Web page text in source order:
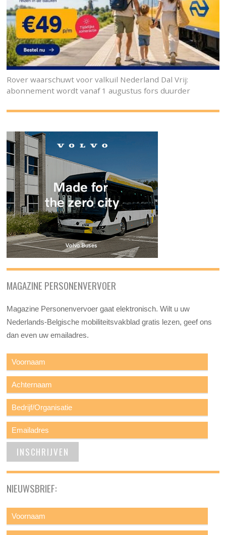
Rover waarschuwt voor valkuil Nederland Dal Vrij:
abonnement wordt vanaf 1 augustus fors duurder
MAGAZINE PERSONENVERVOER
Magazine Personenvervoer gaat elektronisch. Wilt u uw
Nederlands-Belgische mobiliteitsvakblad gratis lezen, geef ons
dan even uw emailadres.
NIEUWSBRIEF: